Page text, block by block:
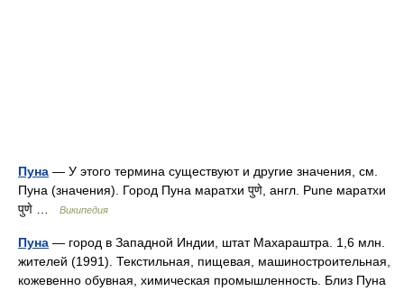
Пуна — У этого термина существуют и другие значения, см.
Пуна (значения). Город Пуна маратхи पुणे, англ. Pune маратхи
पुणे …
Википедия
Пуна — город в Западной Индии, штат Махараштра. 1,6 млн.
жителей (1991). Текстильная, пищевая, машиностроительная,
кожевенно обувная, химическая промышленность. Близ Пуна